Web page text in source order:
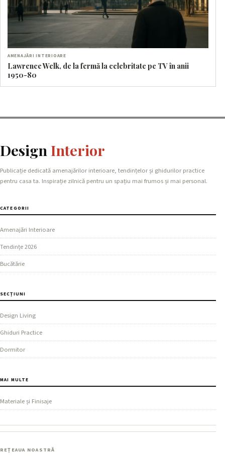
AMENAJĂRI INTERIOARE
Lawrence Welk, de la fermă la celebritate pe TV în anii
1950-80
Design Interior
Publicație dedicată amenajărilor interioare, tendințelor și ghidurilor practice
pentru casa ta. Inspirație zilnică pentru un spațiu mai frumos și mai personal.
CATEGORII
Amenajări Interioare
Tendințe 2026
Bucătărie
SECȚIUNI
Design Living
Ghiduri Practice
Dormitor
MAI MULTE
Materiale și Finisaje
REȚEAUA NOASTRĂ